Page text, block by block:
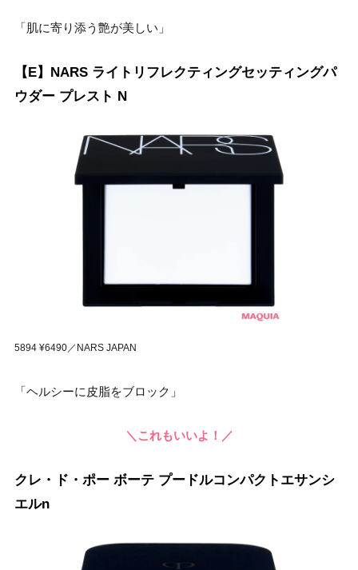
「肌に寄り添う艶が美しい」
【E】NARS ライトリフレクティングセッティングパ
ウダー プレスト N
5894 ¥6490／NARS JAPAN
「ヘルシーに皮脂をブロック」
＼これもいいよ！／
クレ・ド・ポー ボーテ プードルコンパクトエサンシ
エルn